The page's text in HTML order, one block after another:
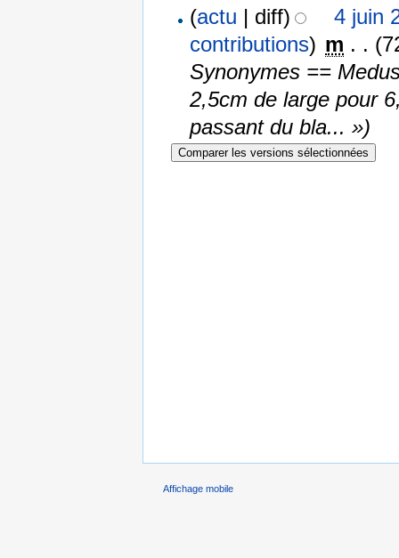
(actu | diff)
4 juin
contributions) m . .
Synonymes ==
2,5cm de large pour
passant du bla... »)
Affichage mobile